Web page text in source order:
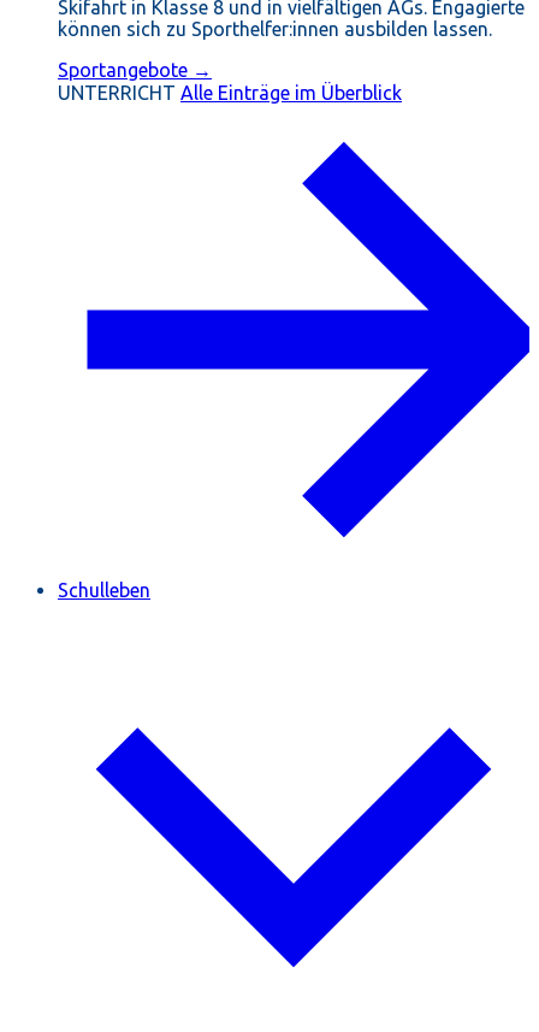
Skifahrt in Klasse 8 und in vielfältigen AGs. Engagierte
können sich zu Sporthelfer:innen ausbilden lassen.
Sportangebote →
UNTERRICHT Alle Einträge im Überblick
Schulleben